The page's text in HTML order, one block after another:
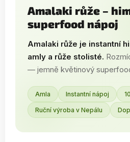
Amalaki růže –
superfood nápoj
Amalaki růže je instantní
amly a růže stolisté.
— jemně květinový
Amla Instantní nápoj
Ruční výroba v Nepálu